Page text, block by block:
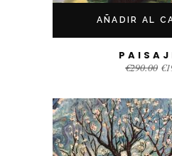
AÑADIR AL
€290.00 €